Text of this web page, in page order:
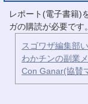
レポート(電子書籍)
ガの購読が必要です
スゴワザ編集部
わかチンの副業
Con Ganar(協賛